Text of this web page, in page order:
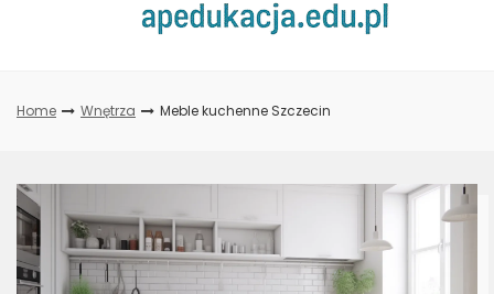
Home Wnętrza Meble kuchenne Szczecin